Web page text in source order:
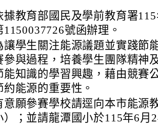
據教育部國民及學前教育署
1150037726號函辦理。
讓學生關注能源議題並實踐節
參與過程，培養學生團隊精神
能知識的學習興趣，藉由競賽
約能源的重要性。
意願參賽學校請逕向本市能源
）；並請龍潭國小於115年6月